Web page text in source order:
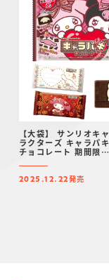
【大袋】 サンリオキャ
ラクターズ キャラパキ
チョコレート 期間限定
2025.12.22発売